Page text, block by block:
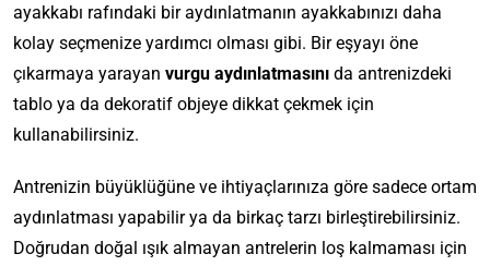
ayakkabı rafındaki bir aydınlatmanın ayakkabınızı daha
kolay seçmenize yardımcı olması gibi. Bir eşyayı öne
çıkarmaya yarayan vurgu aydınlatmasını da antrenizdeki
tablo ya da dekoratif objeye dikkat çekmek için
kullanabilirsiniz.
Antrenizin büyüklüğüne ve ihtiyaçlarınıza göre sadece ortam
aydınlatması yapabilir ya da birkaç tarzı birleştirebilirsiniz.
Doğrudan doğal ışık almayan antrelerin loş kalmaması için